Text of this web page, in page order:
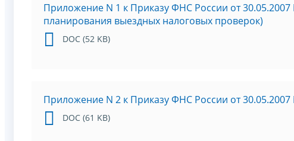
Приложение N 1 к Приказу ФНС России от
планирования выездных налоговых проверок)
DOC (52 KB)
Приложение N 2 к Приказу ФНС России от
DOC (61 KB)